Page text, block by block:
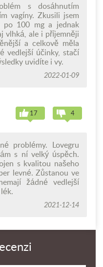
s dosáhnutím
vagíny. Zkusili jsem
po 100 mg a jednak
vlhká, ale i příjemněji
a celkově měla
vedlejší účinky, stačí
uvidíte i vy.
2022-01-09
17 4
problémy. Lovegru
s ní velký úspěch.
s kvalitou našeho
levné. Zůstanou ve
žádné vedlejší
2021-12-14